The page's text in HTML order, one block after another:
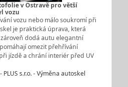
v Ostravě pro větší
vozu
vozu nebo málo soukromí při
je praktická úprava, která
dodá autu elegantní
omezit přehřívání
jízdě a chrání interiér před UV
PLUS s.r.o. - Výměna autoskel